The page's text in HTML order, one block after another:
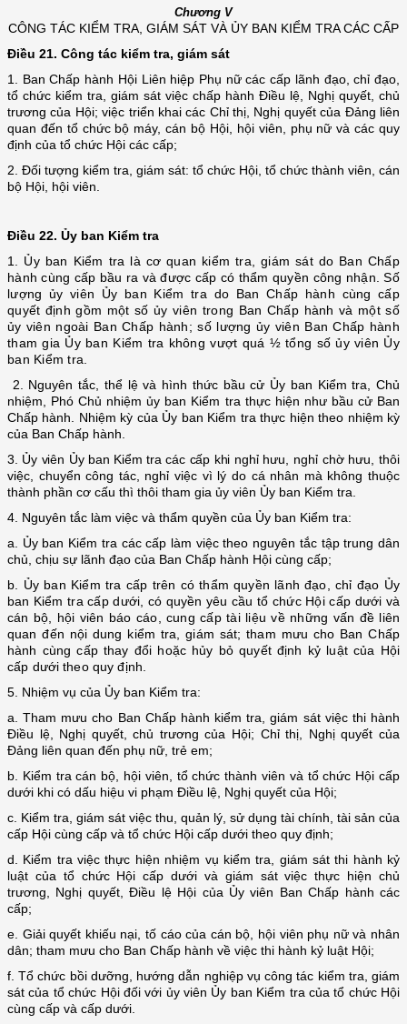
Chương V
CÔNG TÁC KIỂM TRA, GIÁM SÁT VÀ ỦY BAN KIỂM TRA CÁC CẤP
Điều 21. Công tác kiểm tra, giám sát
1. Ban Chấp hành Hội Liên hiệp Phụ nữ các cấp lãnh đạo, chỉ đạo,
tổ chức kiểm tra, giám sát việc chấp hành Điều lệ, Nghị quyết, chủ
trương của Hội; việc triển khai các Chỉ thị, Nghị quyết của Đảng liên
quan đến tổ chức bộ máy, cán bộ Hội, hội viên, phụ nữ và các quy
định của tổ chức Hội các cấp;
2. Đối tượng kiểm tra, giám sát: tổ chức Hội, tổ chức thành viên, cán
bộ Hội, hội viên.
Điều 22. Ủy ban Kiểm tra
1. Ủy ban Kiểm tra là cơ quan kiểm tra, giám sát do Ban Chấp
hành cùng cấp bầu ra và được cấp có thẩm quyền công nhận. Số
lượng ủy viên Ủy ban Kiểm tra do Ban Chấp hành cùng cấp
quyết định gồm một số ủy viên trong Ban Chấp hành và một số
ủy viên ngoài Ban Chấp hành; số lượng ủy viên Ban Chấp hành
tham gia Ủy ban Kiểm tra không vượt quá ½ tổng số ủy viên Ủy
ban Kiểm tra.
2. Nguyên tắc, thể lệ và hình thức bầu cử Ủy ban Kiểm tra, Chủ
nhiệm, Phó Chủ nhiệm ủy ban Kiểm tra thực hiện như bầu cử Ban
Chấp hành. Nhiệm kỳ của Ủy ban Kiểm tra thực hiện theo nhiệm kỳ
của Ban Chấp hành.
3. Ủy viên Ủy ban Kiểm tra các cấp khi nghỉhưu, nghỉ chờ hưu, thôi
việc, chuyển công tác, nghỉ việc vì lý do cá nhân mà không thuộc
thành phần cơ cấu thì thôi tham gia ủy viên Ủy ban Kiểm tra.
4. Nguyên tắc làm việc và thẩm quyền của Ủy ban Kiểm tra:
a. Ủy ban Kiểm tra các cấp làm việc theo nguyên tắc tập trung dân
chủ, chịu sự lãnh đạo của Ban Chấp hành Hội cùng cấp;
b. Ủy ban Kiểm tra cấp trên có thẩm quyền lãnh đạo, chỉ đạo Ủy
ban Kiểm tra cấp dưới, có quyền yêu cầu tổ chức Hội cấp dưới và
cán bộ, hội viên báo cáo, cung cấp tài liệu về những vấn đề liên
quan đến nội dung kiểm tra, giám sát; tham mưu cho Ban Chấp
hành cùng cấp thay đổi hoặc hủy bỏ quyết định kỷ luật của Hội
cấp dưới theo quy định.
5. Nhiệm vụ của Ủy ban Kiểm tra:
a. Tham mưu cho Ban Chấp hành kiểm tra, giám sát việc thi hành
Điều lệ, Nghị quyết, chủ trương của Hội; Chỉ thị, Nghị quyết của
Đảng liên quan đến phụ nữ, trẻ em;
b. Kiểm tra cán bộ, hội viên, tổ chức thành viên và tổ chức Hội cấp
dưới khi có dấu hiệu vi phạm Điều lệ, Nghị quyết của Hội;
c. Kiểm tra, giám sát việc thu, quản lý, sử dụng tài chính, tài sản của
cấp Hội cùng cấp và tổ chức Hội cấp dưới theo quy định;
d. Kiểm tra việc thực hiện nhiệm vụ kiểm tra, giám sát thi hành kỷ
luật của tổ chức Hội cấp dưới và giám sát việc thực hiện chủ
trương, Nghị quyết, Điều lệ Hội của Ủy viên Ban Chấp hành các
cấp;
e. Giải quyết khiếu nại, tố cáo của cán bộ, hội viên phụ nữ và nhân
dân; tham mưu cho Ban Chấp hành về việc thi hành kỷ luật Hội;
f. Tổ chức bồi dưỡng, hướng dẫn nghiệp vụ công tác kiểm tra, giám
sát của tổ chức Hộiđối với ủyviên Ủy ban Kiểm tra của tổ chức Hội
cùng cấp và cấp dưới.